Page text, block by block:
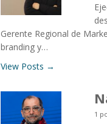
Gerente Regional de
branding y…
View Posts →
1